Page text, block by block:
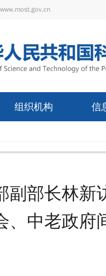
组织机构 信
副部长林新
、中老政府